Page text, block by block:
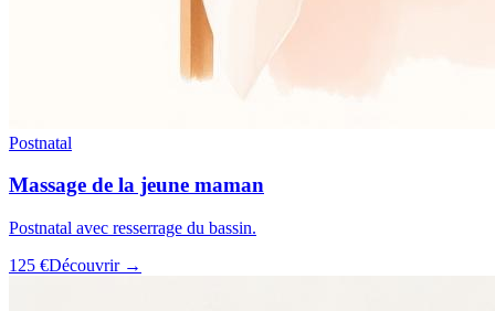
Postnatal
Massage de la jeune maman
Postnatal avec resserrage du bassin.
125 €Découvrir →